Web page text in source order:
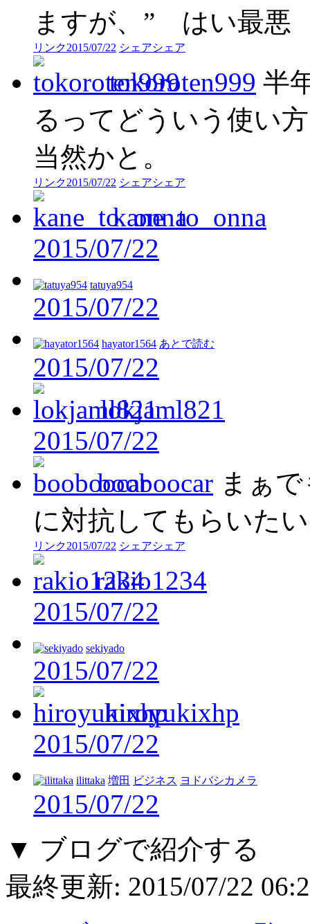
ますが、” はい最悪
リンク2015/07/22 シェアシェア
tokoroten999 半
るってどういう使い
当然かと。
リンク2015/07/22 シェアシェア
kane_to_onna
2015/07/22
tatuya954
2015/07/22
hayator1564 あとで読む
2015/07/22
lokjaml821
2015/07/22
booboocar まぁ
に対抗してもらいた
リンク2015/07/22 シェアシェア
rakio1234
2015/07/22
sekiyado
2015/07/22
hiroyukixhp
2015/07/22
ilittaka 増田 ビジネス ヨドバシカメラ
2015/07/22
▼ ブログで紹介する
最終更新: 2015/07/22